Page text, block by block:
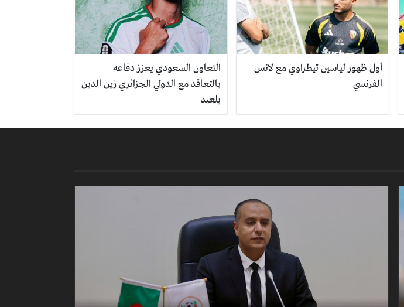
أول ظهور لياسين تيطراوي مع لانس
الفرنسي
التعاون السعودي يعزز دفاعه
بالتعاقد مع الدولي الجزائري زين الدين
بلعيد